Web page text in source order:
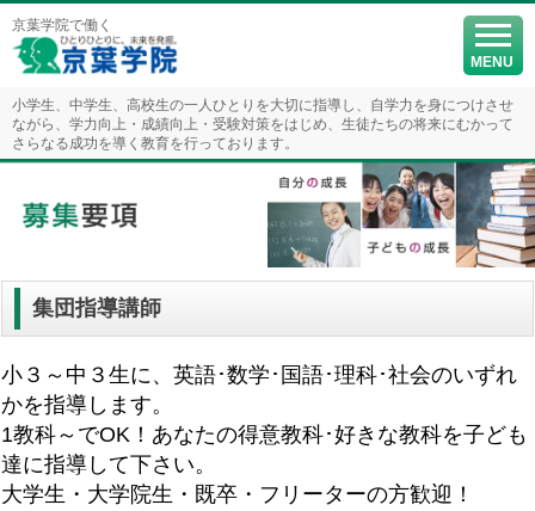
京葉学院で働く
MENU
小学生、中学生、高校生の一人ひとりを大切に指導し、自学力を身につけさせ
ながら、学力向上・成績向上・受験対策をはじめ、生徒たちの将来にむかって
さらなる成功を導く教育を行っております。
集団指導講師
小３～中３生に、英語･数学･国語･理科･社会のいずれ
かを指導します。
1教科～でOK！あなたの得意教科･好きな教科を子ども
達に指導して下さい。
大学生・大学院生・既卒・フリーターの方歓迎！